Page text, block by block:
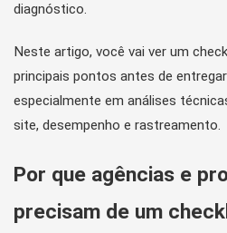
diagnóstico.
Neste artigo, você vai ver um
principais pontos antes de
especialmente em análises
site, desempenho e rastreamento.
Por que agências e
precisam de um